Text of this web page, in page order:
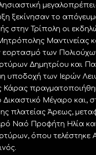
ξεκίνησαν το
στην Τρίπολη οι
Μαντινείας
εορτασμό των
Δημητρίου και
υποδοχή των Ιερών
Κάρας
Μέγαρο και,
πλατείας Άρεως,
Ναό Προφήτη Ηλία
όπου τελέστηκε